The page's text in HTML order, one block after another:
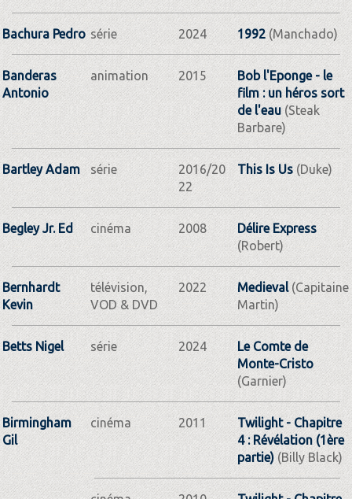
Bachura Pedro série 2024 1992(Manchado)
Banderas
Antonio
animation 2015
Bob l'Eponge - le
film : un héros sort
de l'eau(Steak
Barbare)
Bartley Adam série
2016/20
22
This Is Us(Duke)
Begley Jr. Ed cinéma 2008
Délire Express
(Robert)
Bernhardt
Kevin
télévision,
VOD & DVD
2022 Medieval(Capitaine
Martin)
Betts Nigel série 2024
Le Comte de
Monte-Cristo
(Garnier)
Birmingham
Gil
cinéma 2011
Twilight - Chapitre
4 : Révélation (1ère
partie)(Billy Black)